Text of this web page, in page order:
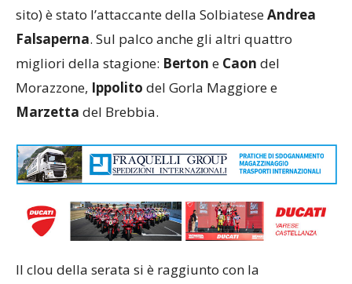
sito) è stato l’attaccante della SolbiateseAndrea
Falsaperna. Sul palco anche gli altri quattro
migliori della stagione: Berton e Caon del
Morazzone, Ippolito del Gorla Maggiore e
Marzetta del Brebbia.
Il clou della serata si è raggiunto con la